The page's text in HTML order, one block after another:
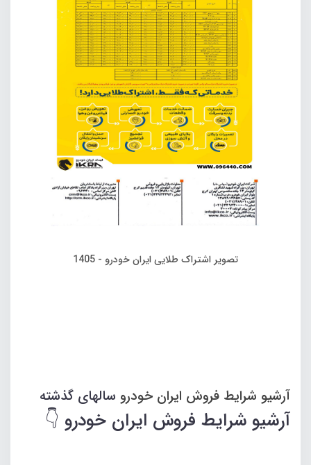
تصویر اشتراک طلایی ایران خودرو - 1405
آرشیو شرایط فروش ایران خودرو سالهای گذشته
آرشیو شرایط فروش ایران خودرو 👇